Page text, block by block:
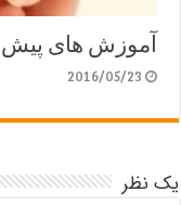
آموزش های
2016/05/23
یک نظر